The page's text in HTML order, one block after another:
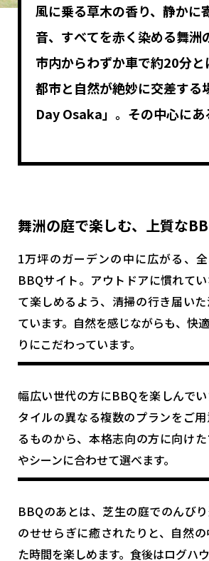
風に乗る草木の香り、静かに
音、すべてを赤く染める舞洲
市内からわずか車で約20分と
都市と自然が絶妙に交差する
Day Osaka」。その中心にあ
された芝生と小川に抱かれ
BBQサイトです。
やさしい木々に囲まれ、季節
なく、自然のリズムに身をゆ
える“都市型オアシス”のよう
ジュアリーでありながら自然
る、あなただけの佳き日がこ
す。
舞洲の庭で楽しむ、上質な
1万坪のガーデンの中に広がる、
BBQサイト。アウトドアに慣れて
て楽しめるよう、清掃の行き届い
ています。自然を感じながらも、快
りにこだわっています。
幅広い世代の方にBBQを楽しんで
タイルの異なる複数のプランをご
るものから、本格志向の方に向け
やシーンに合わせて選べます。
BBQのあとは、芝生の庭でのんび
のせせらぎに癒されたりと、自然
た時間を楽しめます。食後はログハ